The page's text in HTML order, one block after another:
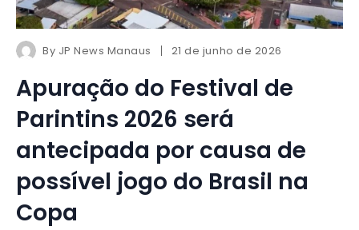
By JP News Manaus 21 de junho de 2026
Apuração do Festival de
Parintins 2026 será
antecipada por causa de
possível jogo do Brasil na
Copa